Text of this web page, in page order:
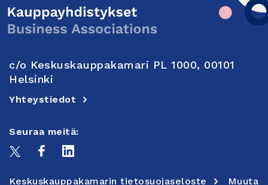
c/o Keskuskauppakamari PL 1000, 00101
Helsinki
Yhteystiedot
Seuraa meitä:
Keskuskauppakamarin tietosuojaseloste Muuta